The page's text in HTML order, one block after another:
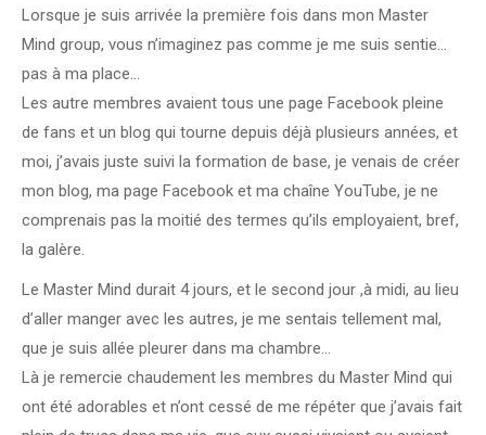
Lorsque je suis arrivée la première fois dans mon Master
Mind group, vous n’imaginez pas comme je me suis sentie…
pas à ma place…
Les autre membres avaient tous une page Facebook pleine
de fans et un blog qui tourne depuis déjà plusieurs années, et
moi, j’avais juste suivi la formation de base, je venais de créer
mon blog, ma page Facebook et ma chaîne YouTube, je ne
comprenais pas la moitié des termes qu’ils employaient, bref,
la galère.
Le Master Mind durait 4 jours, et le second jour ,à midi, au lieu
d’aller manger avec les autres, je me sentais tellement mal,
que je suis allée pleurer dans ma chambre…
Là je remercie chaudement les membres du Master Mind qui
ont été adorables et n’ont cessé de me répéter que j’avais fait